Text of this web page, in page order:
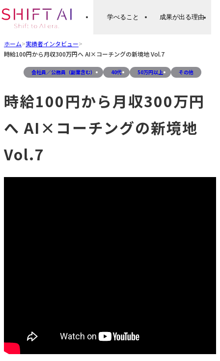
学べること 成果が出る理由
ホーム>実績者インタビュー>
時給100円から月収300万円へ AI×コーチングの新境地 Vol.7
会社員／公務員（副業含む） 40代 50万円以上 その他
時給100円から月収300万円
へ AI×コーチングの新境地
Vol.7